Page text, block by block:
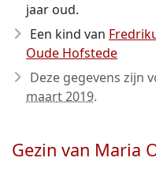
jaar oud.
Een kind van
Oude Hofstede
Deze gegevens zijn
maart 2019.
Gezin van Maria